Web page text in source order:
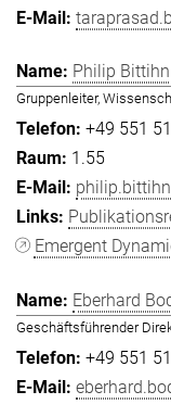
Philip Bittihn
Gruppenleiter,
+49 551
1.55
Emergent
Eberhard
Geschäftsführender
+49 551